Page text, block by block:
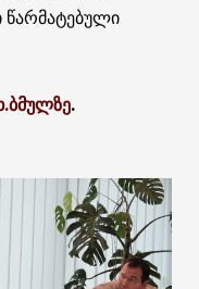
წარმატებული
.